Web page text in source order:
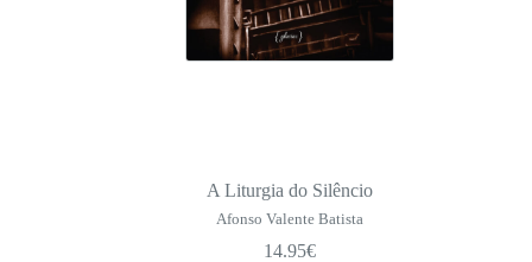
A Liturgia do Silêncio
Afonso Valente Batista
14.95€